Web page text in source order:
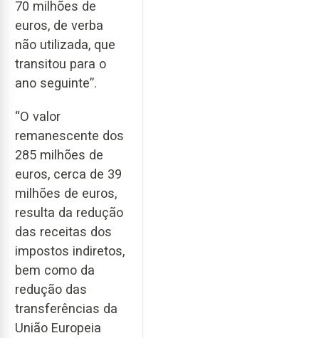
70 milhões de
euros, de verba
não utilizada, que
transitou para o
ano seguinte”.
“O valor
remanescente dos
285 milhões de
euros, cerca de 39
milhões de euros,
resulta da redução
das receitas dos
impostos indiretos,
bem como da
redução das
transferências da
União Europeia